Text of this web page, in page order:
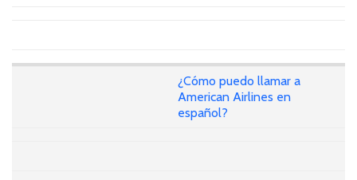
¿Cómo puedo llamar a
American Airlines en
español?